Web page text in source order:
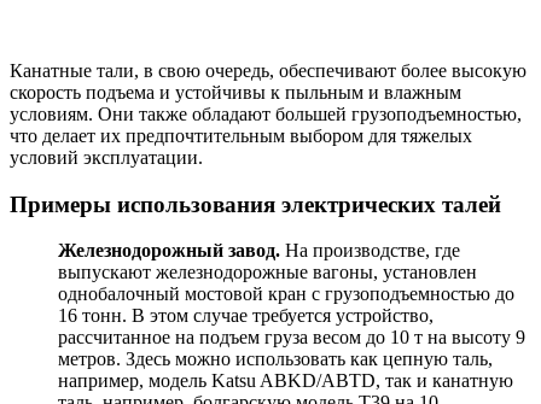
Канатные тали, в свою очередь, обеспечивают более высокую
скорость подъема и устойчивы к пыльным и влажным
условиям. Они также обладают большей грузоподъемностью,
что делает их предпочтительным выбором для тяжелых
условий эксплуатации.
Примеры использования электрических талей
Железнодорожный завод. На производстве, где
выпускают железнодорожные вагоны, установлен
однобалочный мостовой кран с грузоподъемностью до
16 тонн. В этом случае требуется устройство,
рассчитанное на подъем груза весом до 10 т на высоту 9
метров. Здесь можно использовать как цепную таль,
например, модель Katsu ABKD/ABTD, так и канатную